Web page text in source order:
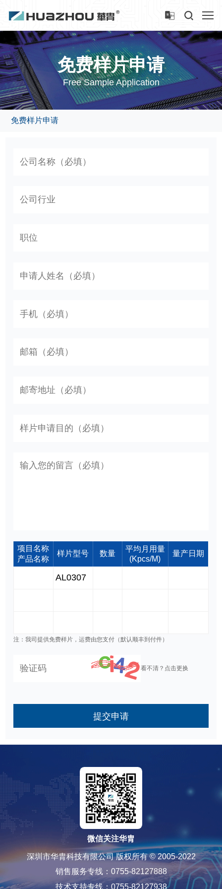
免费样片申请
Free Sample Application
免费样片申请
项目名称
产品名称
样片型号 数量
平均月用量
(Kpcs/M)
量产日期
注：我司提供免费样片，运费由您支付（默认顺丰到付件）
看不清？点击更换
提交申请
微信关注华胄
深圳市华胄科技有限公司 版权所有 © 2005-2022
销售服务专线：0755-82127888
技术支持专线：0755-82127938